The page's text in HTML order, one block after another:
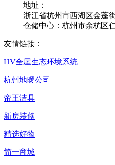
地址：
浙江省杭州市西湖区金蓬
仓储中心：杭州市余杭区
友情链接：
HV全屋生态环境系统
杭州地暖公司
帝王洁具
新房装修
精选好物
简一商城